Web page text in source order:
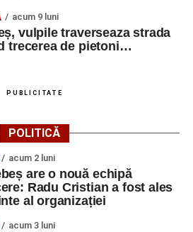
acum 9 luni
vulpile traverseaza strada
trecerea de pietoni…
PUBLICITATE
POLITICĂ
acum 2 luni
are o nouă echipă
Radu Cristian a fost ales
al organizației
acum 3 luni